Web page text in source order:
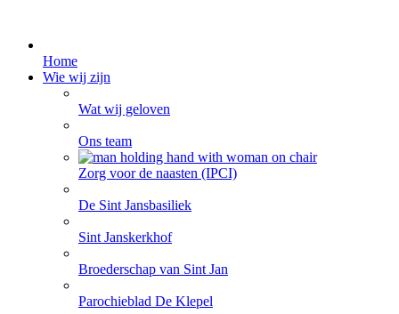
Home
Wie wij zijn
Wat wij geloven
Ons team
Zorg voor de naasten (IPCI)
De Sint Jansbasiliek
Sint Janskerkhof
Broederschap van Sint Jan
Parochieblad De Klepel